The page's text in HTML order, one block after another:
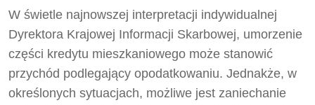
W świetle najnowszej interpretacji indywidualnej
Dyrektora Krajowej Informacji Skarbowej, umorzenie
części kredytu mieszkaniowego może stanowić
przychód podlegający opodatkowaniu. Jednakże, w
określonych sytuacjach, możliwe jest zaniechanie